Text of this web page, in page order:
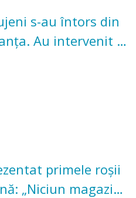
s-au întors din
Au intervenit la
și pădure
primele roșii
„Niciun magazin